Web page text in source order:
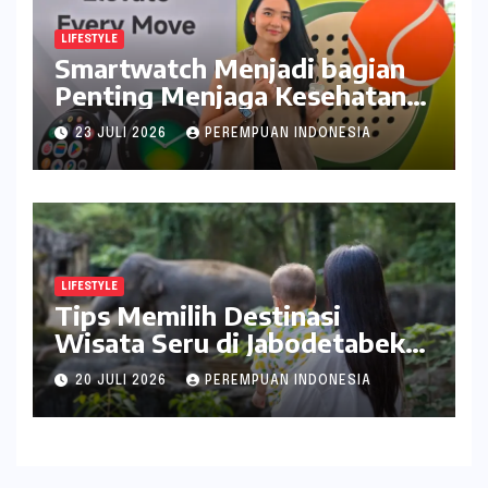
LIFESTYLE
Smartwatch Menjadi bagian
Penting Menjaga Kesehatan
Bagi Perempuan
23 JULI 2026 PEREMPUAN INDONESIA
LIFESTYLE
Tips Memilih Destinasi
Wisata Seru di Jabodetabek
ala inDrive
20 JULI 2026 PEREMPUAN INDONESIA